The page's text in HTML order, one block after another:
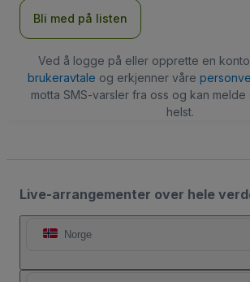
Bli med på listen
Ved å logge på eller opprette en
brukeravtale og erkjenner våre
motta SMS-varsler fra oss og kan melde
helst.
Live-arrangementer over hele
Norge